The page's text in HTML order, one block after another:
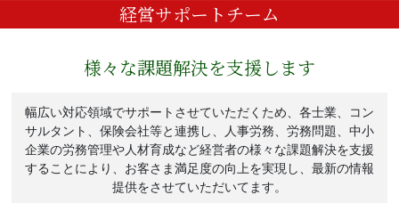
経営サポートチーム
様々な課題解決を支援します
幅広い対応領域でサポートさせていただくため、各士業、コン
サルタント、保険会社等と連携し、人事労務、労務問題、中小
企業の労務管理や人材育成など経営者の様々な課題解決を支援
することにより、お客さま満足度の向上を実現し、最新の情報
提供をさせていただいてます。